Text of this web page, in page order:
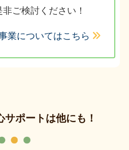
ご検討ください！
業についてはこちら
サポートは他にも！